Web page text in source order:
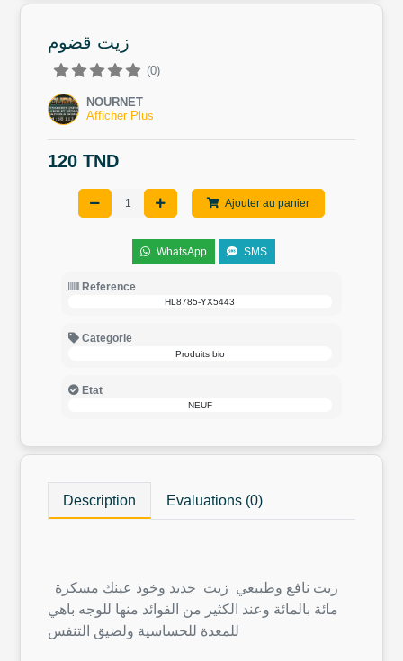
زيت قضوم
(0)
NOURNET
Afficher Plus
120 TND
Ajouter au panier
WhatsApp SMS
Reference
HL8785-YX5443
Categorie
Produits bio
Etat
NEUF
Description Evaluations (0)
مائة بالمائة وعند الكثير من الفوائد منها للوجه باهي
للمعدة للحساسية ولضيق التنفس